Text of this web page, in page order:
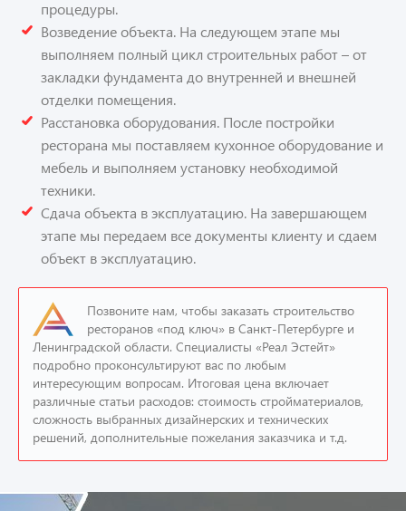
процедуры.
Возведение объекта. На следующем этапе мы
выполняем полный цикл строительных работ – от
закладки фундамента до внутренней и внешней
отделки помещения.
Расстановка оборудования. После постройки
ресторана мы поставляем кухонное оборудование и
мебель и выполняем установку необходимой
техники.
Сдача объекта в эксплуатацию. На завершающем
этапе мы передаем все документы клиенту и сдаем
объект в эксплуатацию.
Позвоните нам, чтобы заказать строительство
ресторанов «под ключ» в Санкт-Петербурге и
Ленинградской области. Специалисты «Реал Эстейт»
подробно проконсультируют вас по любым
интересующим вопросам. Итоговая цена включает
различные статьи расходов: стоимость стройматериалов,
сложность выбранных дизайнерских и технических
решений, дополнительные пожелания заказчика и т.д.